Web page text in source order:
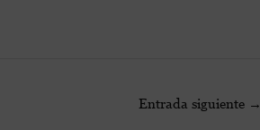
Entrada siguiente →